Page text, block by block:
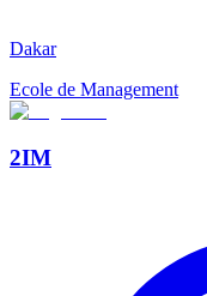
Dakar
Ecole de Management
2IM